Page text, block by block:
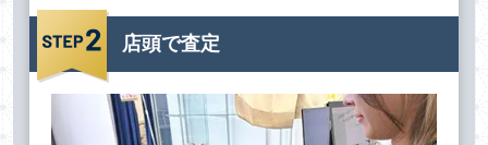
店頭で査定